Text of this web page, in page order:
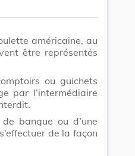
américaine, au
être représentés
ou guichets
par l’intermédiaire
banque ou d’une
de la façon